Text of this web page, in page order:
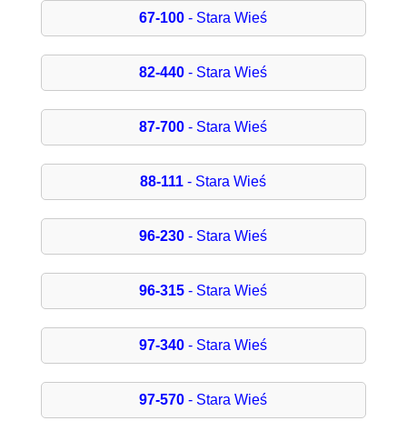
67-100 - Stara Wieś
82-440 - Stara Wieś
87-700 - Stara Wieś
88-111 - Stara Wieś
96-230 - Stara Wieś
96-315 - Stara Wieś
97-340 - Stara Wieś
97-570 - Stara Wieś